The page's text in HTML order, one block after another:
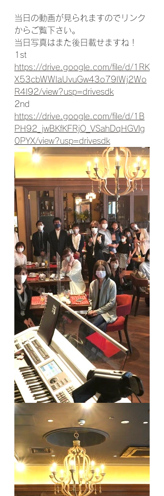
当日の動画が見られますのでリンク
からご覧下さい。
当日写真はまた後日載せますね！
1st
https://drive.google.com/file/d/1RK
X53cbWWIaUvuGw43o79IWj2Wo
R4I92/view?usp=drivesdk
2nd
https://drive.google.com/file/d/1B
PH92_jwBKfKFRjO_VSahDqHGVlg
0PYX/view?usp=drivesdk